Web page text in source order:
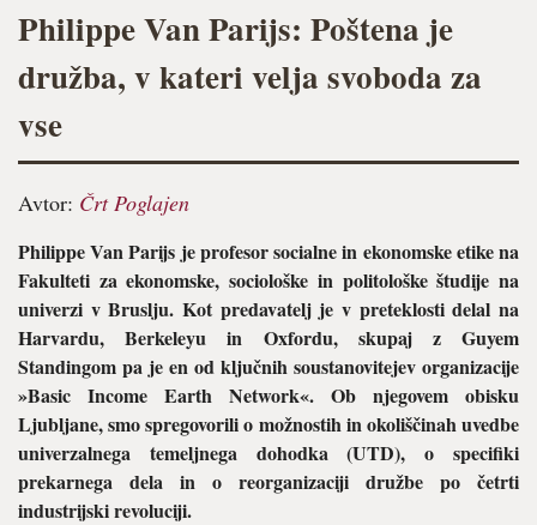
Philippe Van Parijs: Poštena je
družba, v kateri velja svoboda za
vse
Avtor: Črt Poglajen
Philippe Van Parijs je profesor socialne in ekonomske etike na
Fakulteti za ekonomske, sociološke in politološke študije na
univerzi v Bruslju. Kot predavatelj je v preteklosti delal na
Harvardu, Berkeleyu in Oxfordu, skupaj z Guyem
Standingom pa je en od ključnih soustanovitejev organizacije
»Basic Income Earth Network«. Ob njegovem obisku
Ljubljane, smo spregovorili o možnostih in okoliščinah uvedbe
univerzalnega temeljnega dohodka (UTD), o specifiki
prekarnega dela in o reorganizaciji družbe po četrti
industrijski revoluciji.